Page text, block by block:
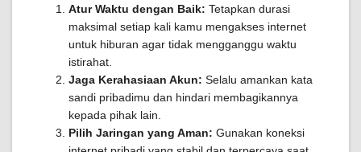
Atur Waktu dengan Baik: Tetapkan durasi
maksimal setiap kali kamu mengakses internet
untuk hiburan agar tidak mengganggu waktu
istirahat.
Jaga Kerahasiaan Akun: Selalu amankan kata
sandi pribadimu dan hindari membagikannya
kepada pihak lain.
Pilih Jaringan yang Aman: Gunakan koneksi